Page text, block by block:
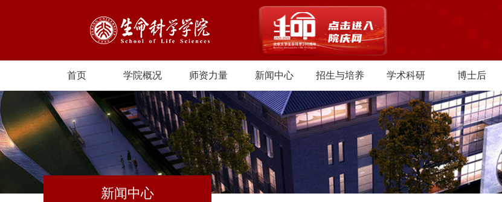
首页 学院概况 师资力量 新闻中心 招生与培养 学术科研 博士后
新闻中心